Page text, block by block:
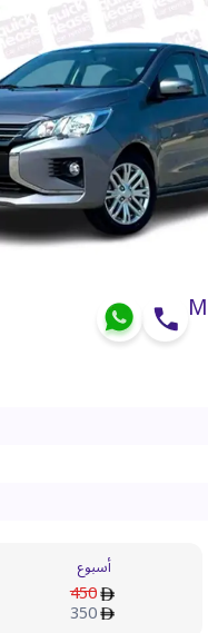
أسبوع
450
350